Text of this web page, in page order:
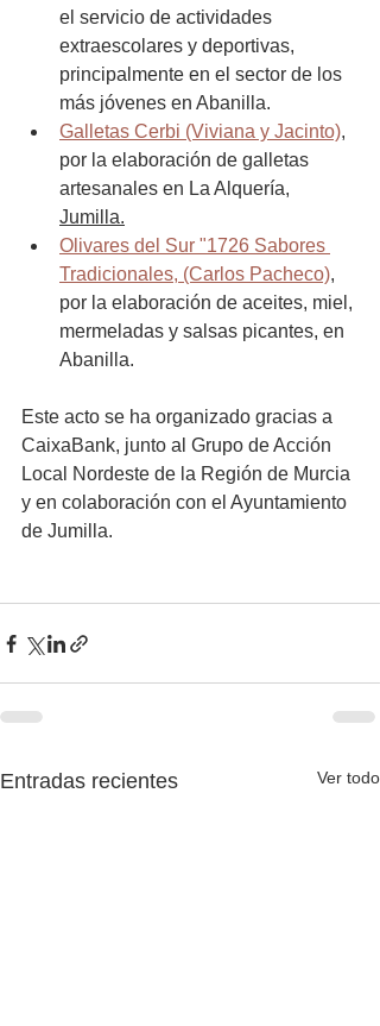
el servicio de actividades
extraescolares y deportivas,
principalmente en el sector de los
más jóvenes en Abanilla.
Galletas Cerbi (Viviana y Jacinto),
por la elaboración de galletas
artesanales en La Alquería,
Jumilla.
Olivares del Sur "1726 Sabores
Tradicionales, (Carlos Pacheco),
por la elaboración de aceites, miel,
mermeladas y salsas picantes, en
Abanilla.
Este acto se ha organizado gracias a
CaixaBank, junto al Grupo de Acción
Local Nordeste de la Región de Murcia
y en colaboración con el Ayuntamiento
de Jumilla.
Entradas recientes Ver todo